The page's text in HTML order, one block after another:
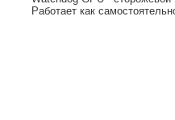
Работает как